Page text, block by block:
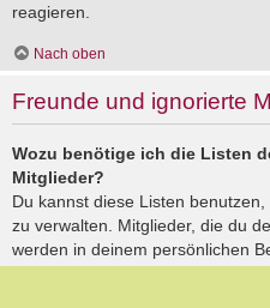
reagieren.
Nach oben
Freunde und ignorierte
Wozu benötige ich die Listen
Mitglieder?
Du kannst diese Listen
zu verwalten. Mitglieder, die du
werden in deinem persönlichen
aufgelistet. Du siehst dort deren
schnell eine Private Nachricht